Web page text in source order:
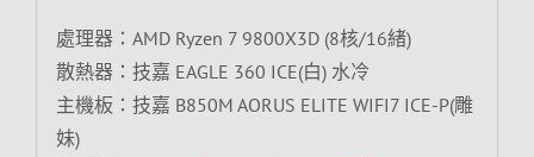
處理器：AMD Ryzen 7 9800X3D (8核/16緒)
散熱器：技嘉 EAGLE 360 ICE(白) 水冷
主機板：技嘉 B850M AORUS ELITE WIFI7 ICE-P(雕
妹)